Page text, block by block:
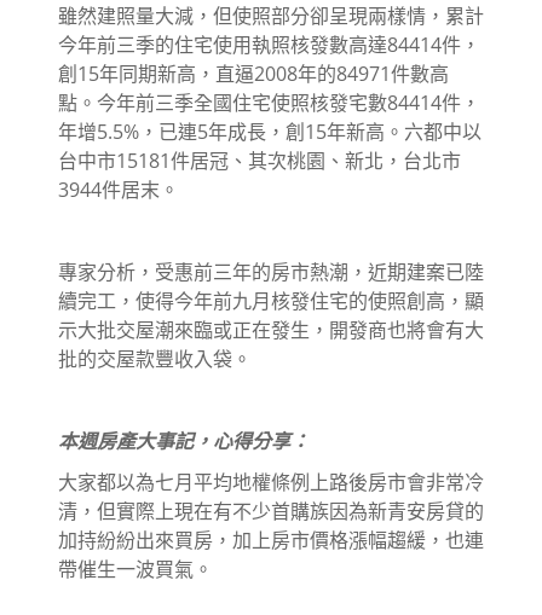
雖然建照量大減，但使照部分卻呈現兩樣情，累計
今年前三季的住宅使用執照核發數高達84414件，
創15年同期新高，直逼2008年的84971件數高
點。今年前三季全國住宅使照核發宅數84414件，
年增5.5%，已連5年成長，創15年新高。六都中以
台中市15181件居冠、其次桃園、新北，台北市
3944件居末。
專家分析，受惠前三年的房市熱潮，近期建案已陸
續完工，使得今年前九月核發住宅的使照創高，顯
示大批交屋潮來臨或正在發生，開發商也將會有大
批的交屋款豐收入袋。
本週房產大事記，心得分享：
大家都以為七月平均地權條例上路後房市會非常冷
清，但實際上現在有不少首購族因為新青安房貸的
加持紛紛出來買房，加上房市價格漲幅趨緩，也連
帶催生一波買氣。